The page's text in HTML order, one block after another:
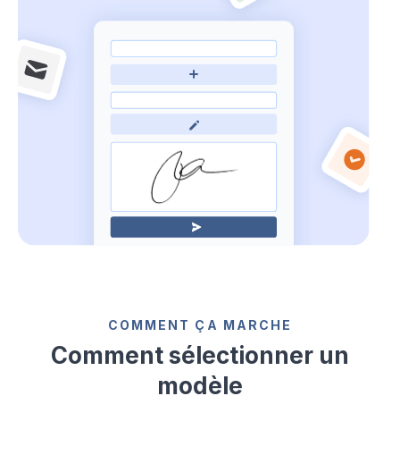
COMMENT ÇA MARCHE
Comment sélectionner un
modèle